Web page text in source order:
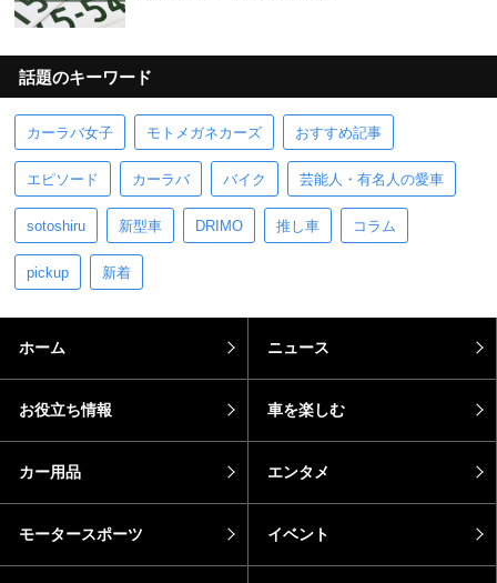
話題のキーワード
カーラバ女子 モトメガネカーズ おすすめ記事
エピソード カーラバ バイク 芸能人・有名人の愛車
sotoshiru 新型車 DRIMO 推し車 コラム
pickup 新着
ホーム ニュース
お役立ち情報 車を楽しむ
カー用品 エンタメ
モータースポーツ イベント